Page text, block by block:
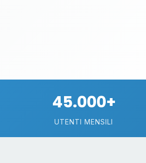
45.000+
UTENTI MENSILI